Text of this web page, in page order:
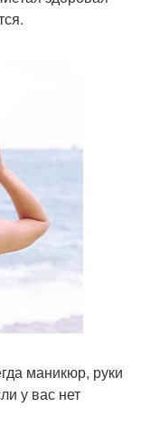
маникюр, руки
у вас нет